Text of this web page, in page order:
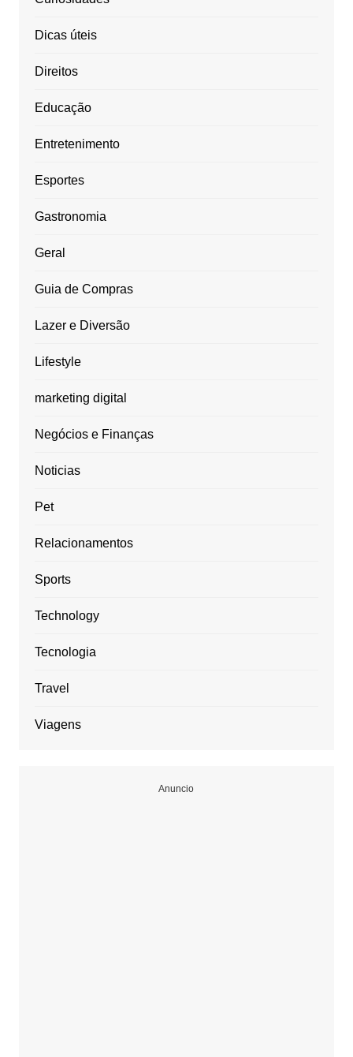
Dicas úteis
Direitos
Educação
Entretenimento
Esportes
Gastronomia
Geral
Guia de Compras
Lazer e Diversão
Lifestyle
marketing digital
Negócios e Finanças
Noticias
Pet
Relacionamentos
Sports
Technology
Tecnologia
Travel
Viagens
Anuncio